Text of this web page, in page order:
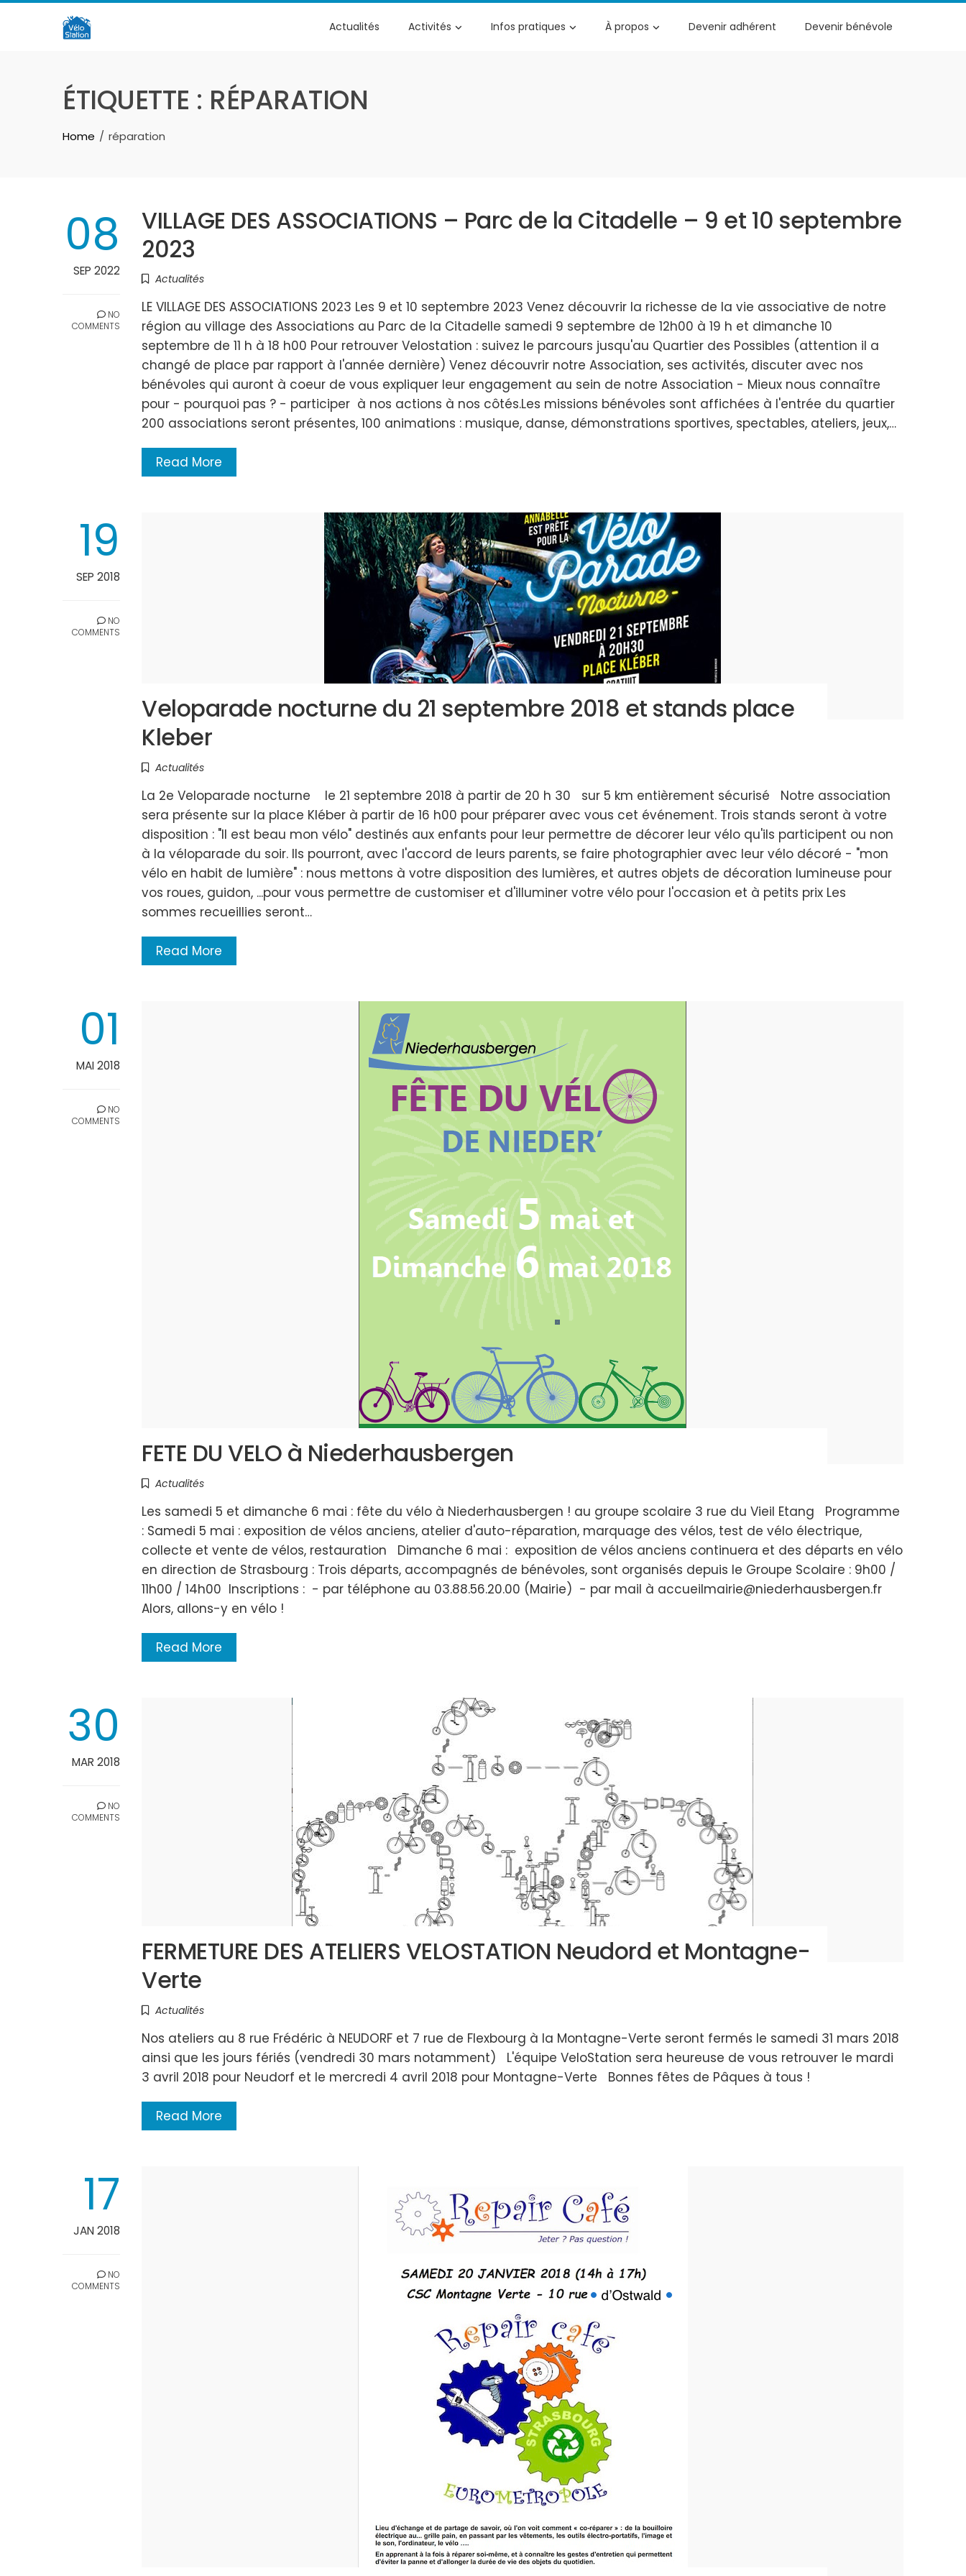
Skip
Actualités Activités Infos pratiques À propos Devenir adhérent Devenir bénévole
ÉTIQUETTE : RÉPARATION
Home réparation
08
SEP 2022
NO
COMMENTS
VILLAGE DES ASSOCIATIONS – Parc de la Citadelle – 9 et 10 septembre
2023
Actualités
LE VILLAGE DES ASSOCIATIONS 2023 Les 9 et 10 septembre 2023 Venez découvrir la richesse de la vie associative de notre
région au village des Associations au Parc de la Citadelle samedi 9 septembre de 12h00 à 19 h et dimanche 10
septembre de 11 h à 18 h00 Pour retrouver Velostation : suivez le parcours jusqu'au Quartier des Possibles (attention il a
changé de place par rapport à l'année dernière) Venez découvrir notre Association, ses activités, discuter avec nos
bénévoles qui auront à coeur de vous expliquer leur engagement au sein de notre Association - Mieux nous connaître
pour - pourquoi pas ? - participer à nos actions à nos côtés.Les missions bénévoles sont affichées à l'entrée du quartier
200 associations seront présentes, 100 animations : musique, danse, démonstrations sportives, spectables, ateliers, jeux,…
Read More
19
SEP 2018
NO
COMMENTS
Veloparade nocturne du 21 septembre 2018 et stands place
Kleber
Actualités
La 2e Veloparade nocturne le 21 septembre 2018 à partir de 20 h 30 sur 5 km entièrement sécurisé Notre association
sera présente sur la place Kléber à partir de 16 h00 pour préparer avec vous cet événement. Trois stands seront à votre
disposition : "Il est beau mon vélo" destinés aux enfants pour leur permettre de décorer leur vélo qu'ils participent ou non
à la véloparade du soir. Ils pourront, avec l'accord de leurs parents, se faire photographier avec leur vélo décoré - "mon
vélo en habit de lumière" : nous mettons à votre disposition des lumières, et autres objets de décoration lumineuse pour
vos roues, guidon, ...pour vous permettre de customiser et d'illuminer votre vélo pour l'occasion et à petits prix Les
sommes recueillies seront…
Read More
01
MAI 2018
NO
COMMENTS
FETE DU VELO à Niederhausbergen
Actualités
Les samedi 5 et dimanche 6 mai : fête du vélo à Niederhausbergen ! au groupe scolaire 3 rue du Vieil Etang Programme
: Samedi 5 mai : exposition de vélos anciens, atelier d'auto-réparation, marquage des vélos, test de vélo électrique,
collecte et vente de vélos, restauration Dimanche 6 mai : exposition de vélos anciens continuera et des départs en vélo
en direction de Strasbourg : Trois départs, accompagnés de bénévoles, sont organisés depuis le Groupe Scolaire : 9h00 /
11h00 / 14h00 Inscriptions : - par téléphone au 03.88.56.20.00 (Mairie) - par mail à accueilmairie@niederhausbergen.fr
Alors, allons-y en vélo !
Read More
30
MAR 2018
NO
COMMENTS
FERMETURE DES ATELIERS VELOSTATION Neudord et Montagne-
Verte
Actualités
Nos ateliers au 8 rue Frédéric à NEUDORF et 7 rue de Flexbourg à la Montagne-Verte seront fermés le samedi 31 mars 2018
ainsi que les jours fériés (vendredi 30 mars notamment) L'équipe VeloStation sera heureuse de vous retrouver le mardi
3 avril 2018 pour Neudorf et le mercredi 4 avril 2018 pour Montagne-Verte Bonnes fêtes de Pâques à tous !
Read More
17
JAN 2018
NO
COMMENTS